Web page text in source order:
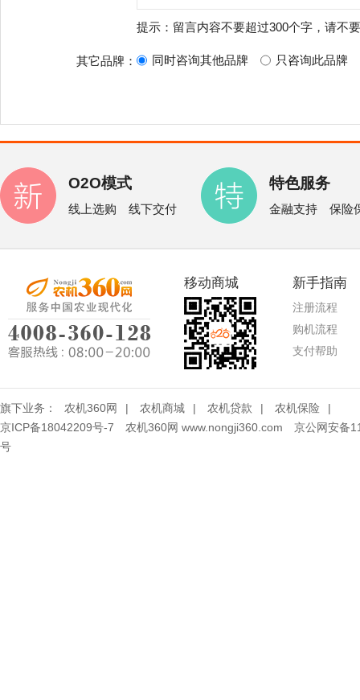
提示：留言内容不要超过300个字，请不
其它品牌： 同时咨询其他品牌 只咨询此品牌
O2O模式
线上选购 线下交付
特色服务
金融支持 保险
移动商城 新手指南
注册流程
购机流程
支付帮助
旗下业务： 农机360网 | 农机商城 | 农机贷款 | 农机保险
|
京ICP备18042209号-7 农机360网 www.nongji360.com 京公网安备
号